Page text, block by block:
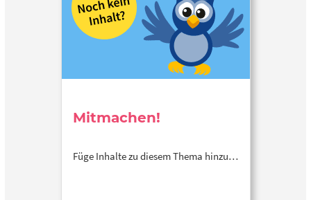
Mitmachen!
Füge Inhalte zu diesem Thema hinzu…